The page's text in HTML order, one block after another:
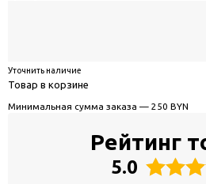
Уточнить наличие
Товар в корзине
Минимальная сумма заказа — 250 BYN
Рейтинг
5.0